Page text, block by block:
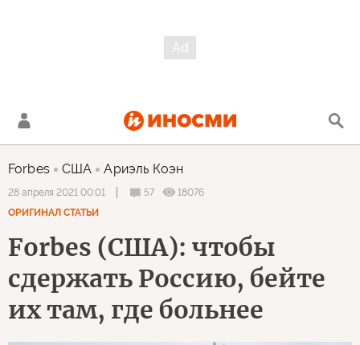
Forbes США Ариэль Коэн
28 апреля 2021 00:01 57
18076
ОРИГИНАЛ СТАТЬИ
Forbes (США): чтобы
сдержать Россию, бейте
их там, где больнее